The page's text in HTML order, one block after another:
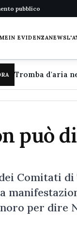
pubblico
IN EVIDENZANEWS
può
Comitati
per